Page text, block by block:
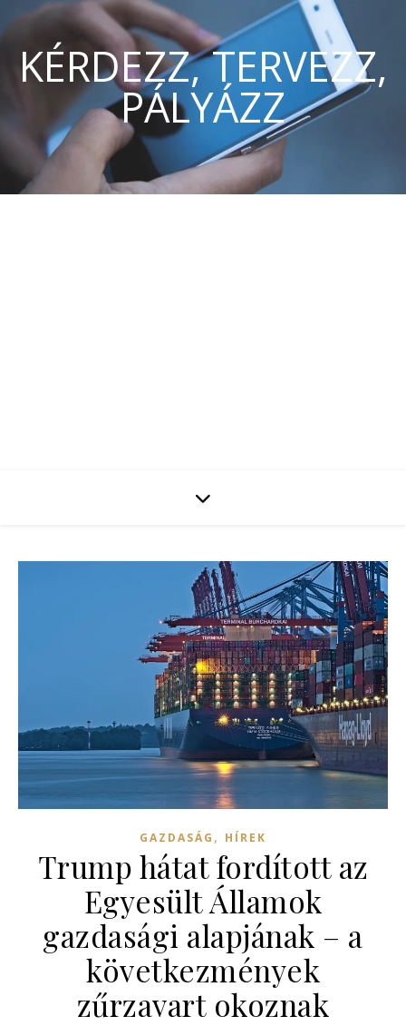
KÉRDEZZ, TERVEZZ,
PÁLYÁZZ
GAZDASÁG , HÍREK
Trump hátat fordított az
Egyesült Államok
gazdasági alapjának – a
következmények
zűrzavart okoznak